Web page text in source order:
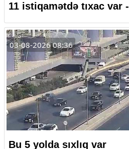
11 istiqamətdə tıxac var -
03-08-2026 08:36
Bu 5 yolda sıxlıq var